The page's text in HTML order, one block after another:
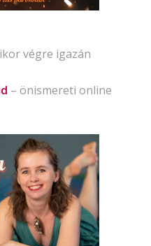
végre igazán
– önismereti online